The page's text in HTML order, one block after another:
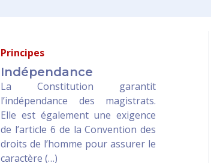
Principes
Indépendance
La Constitution garantit
l’indépendance des magistrats.
Elle est également une exigence
de l’article 6 de la Convention des
droits de l’homme pour assurer le
caractère (…)